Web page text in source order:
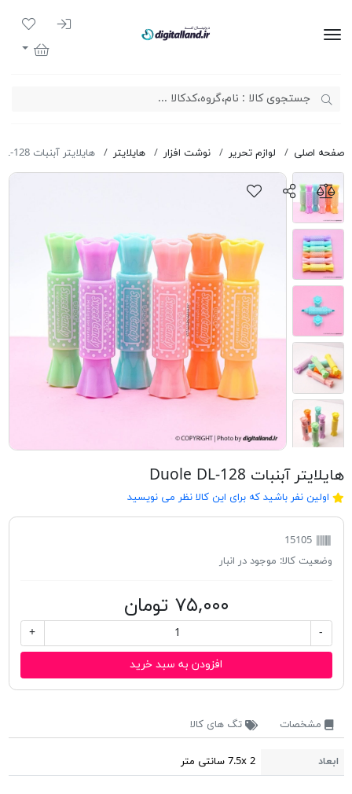
ورود به
لیست
سبد خرید
صفحه اصلی لوازم تحریر نوشت افزار هایلایتر هایلایتر آبنبات Duole DL-128
هایلایتر آبنبات Duole DL-128
اولین نفر باشید که برای این کالا نظر می نویسید
15105
وضعیت کالا: موجود در انبار
۷۵,۰۰۰ تومان
-
+
افزودن به سبد خرید
مشخصات تگ های کالا
ابعاد 7.5x 2 سانتی متر